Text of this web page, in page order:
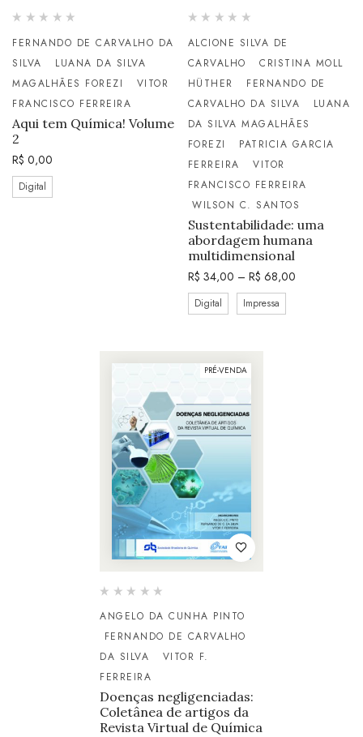
FERNANDO DE CARVALHO DA
SILVA
LUANA DA SILVA
MAGALHÃES FOREZI
VITOR
FRANCISCO FERREIRA
Aqui tem Química! Volume
2
R$ 0,00
Digital
ALCIONE SILVA DE
CARVALHO
CRISTINA MOLL
HÜTHER
FERNANDO DE
CARVALHO DA SILVA
LUANA
DA SILVA MAGALHÃES
FOREZI
PATRICIA GARCIA
FERREIRA
VITOR
FRANCISCO FERREIRA
WILSON C. SANTOS
Sustentabilidade: uma
abordagem humana
multidimensional
R$ 34,00 – R$ 68,00
Digital Impressa
PRÉ-VENDA
ANGELO DA CUNHA PINTO
FERNANDO DE CARVALHO
DA SILVA
VITOR F.
FERREIRA
Doenças negligenciadas:
Coletânea de artigos da
Revista Virtual de Química